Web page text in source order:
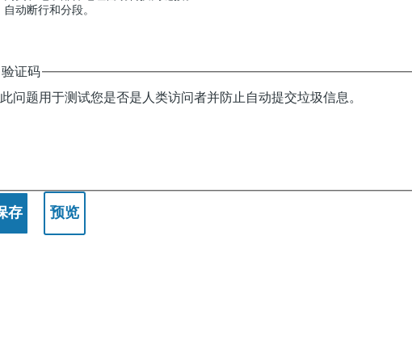
自动断行和分段。
验证码
此问题用于测试您是否是人类访问者并防止自动提交垃圾信息。